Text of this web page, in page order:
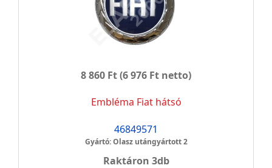
8 860 Ft(6 976 Ft netto)
Embléma Fiat hátsó
46849571
Gyártó: Olasz utángyártott 2
Raktáron 3db